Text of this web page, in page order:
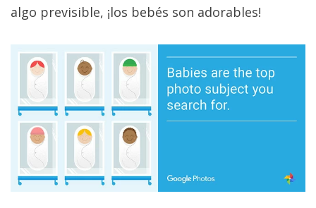
algo previsible, ¡los bebés son adorables!